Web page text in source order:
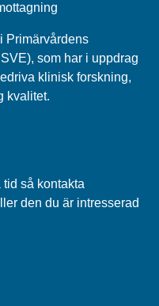
Primärvårdens
som har i uppdrag
klinisk forskning,
kvalitet.
så kontakta
den du är intresserad